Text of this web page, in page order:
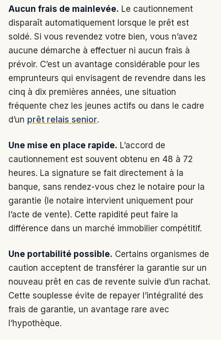
Aucun frais de mainlevée. Le cautionnement
disparaît automatiquement lorsque le prêt est
soldé. Si vous revendez votre bien, vous n’avez
aucune démarche à effectuer ni aucun frais à
prévoir. C’est un avantage considérable pour les
emprunteurs qui envisagent de revendre dans les
cinq à dix premières années, une situation
fréquente chez les jeunes actifs ou dans le cadre
d’un prêt relais senior.
Une mise en place rapide. L’accord de
cautionnement est souvent obtenu en 48 à 72
heures. La signature se fait directement à la
banque, sans rendez-vous chez le notaire pour la
garantie (le notaire intervient uniquement pour
l’acte de vente). Cette rapidité peut faire la
différence dans un marché immobilier compétitif.
Une portabilité possible. Certains organismes de
caution acceptent de transférer la garantie sur un
nouveau prêt en cas de revente suivie d’un rachat.
Cette souplesse évite de repayer l’intégralité des
frais de garantie, un avantage rare avec
l’hypothèque.